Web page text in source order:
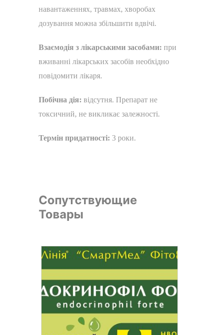
навантаженнях, травмах, хворобах
дозування можна збільшити вдвічі.
Взаємодія з лікарськими засобами: при
вживанні лікарських засобів необхідно
повідомити лікаря.
Побічна дія: відсутня. Препарат не
токсичний, не викликає залежності.
Термін придатності: 3 роки.
Сопутствующие
Товары